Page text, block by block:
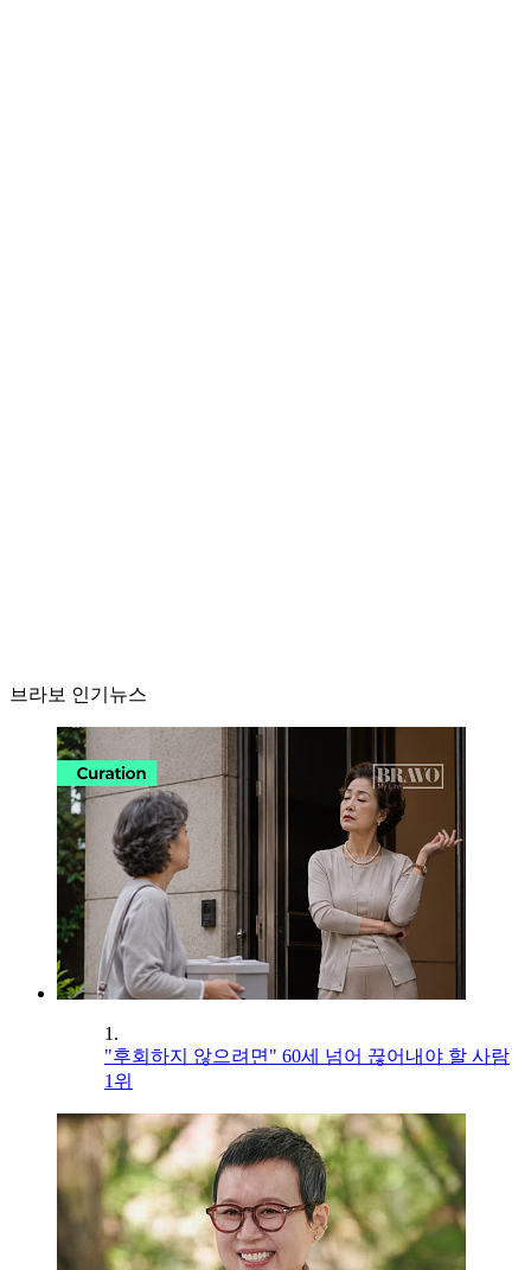
브라보 인기뉴스
1.
"후회하지 않으려면" 60세 넘어 끊어내야 할 사람
1위